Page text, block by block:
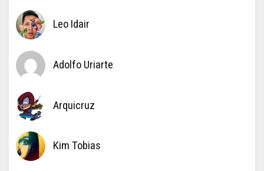
Leo Idair
Adolfo Uriarte
Arquicruz
Kim Tobias